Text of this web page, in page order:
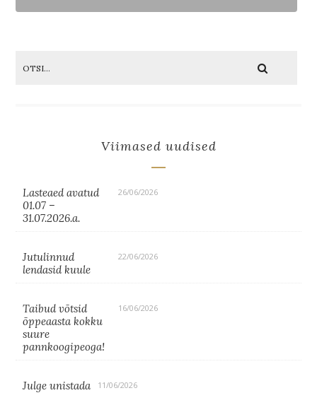
Viimased uudised
Lasteaed avatud
01.07 –
31.07.2026.a.
26/06/2026
Jutulinnud
lendasid kuule
22/06/2026
Taibud võtsid
õppeaasta kokku
suure
pannkoogipeoga!
16/06/2026
Julge unistada 11/06/2026